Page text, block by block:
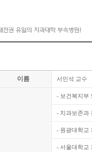
이름 서민석 교수
- 보건복지부
- 치과보존과
- 원광대학교
- 서울대학교